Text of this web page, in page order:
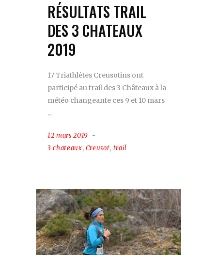
RÉSULTATS TRAIL
DES 3 CHATEAUX
2019
17 Triathlètes Creusotins ont
participé au trail des 3 Châteaux à la
météo changeante ces 9 et 10 mars
12 mars 2019
3 chateaux, Creusot, trail